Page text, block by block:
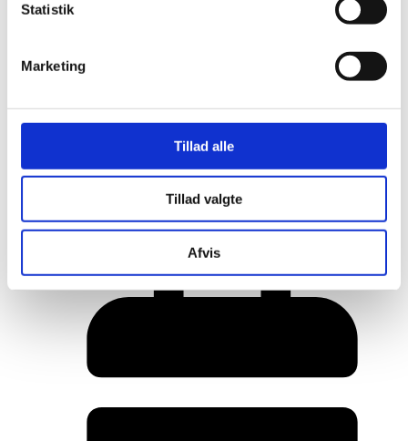
Statistik
Marketing
Tillad alle
Tillad valgte
Afvis
Her er alle vinderne fra årets Danish